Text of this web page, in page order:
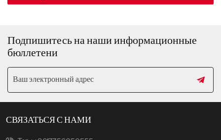
Подпишитесь на наши информационные
бюллетени
СВЯЗАТЬСЯ С НАМИ